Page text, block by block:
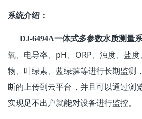
系统介绍：
DJ-6494A一体式多参数水质测量
氧、电导率、pH、ORP、浊度、盐
物、叶绿素、蓝绿藻等进行长期监测
断的上传到云平台，并且可以通过浏
实现足不出户就能对设备进行监控。